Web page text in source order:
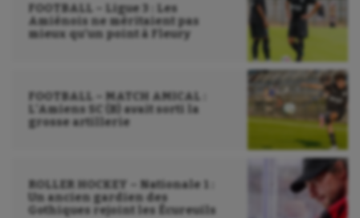
FOOTBALL – Ligue 3 : Les
Amiénois ne méritaient pas
mieux qu’un point à Fleury
FOOTBALL – MATCH AMICAL :
L’Amiens SC (B) avait sorti la
grosse artillerie
ROLLER HOCKEY – Nationale 1 :
Un ancien gardien des
Gothiques rejoint les Écureuils